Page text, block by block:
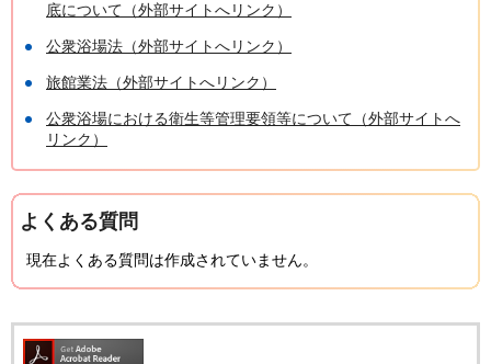
底について（外部サイトへリンク）
公衆浴場法（外部サイトへリンク）
旅館業法（外部サイトへリンク）
公衆浴場における衛生等管理要領等について（外部サイトへ
リンク）
よくある質問
現在よくある質問は作成されていません。